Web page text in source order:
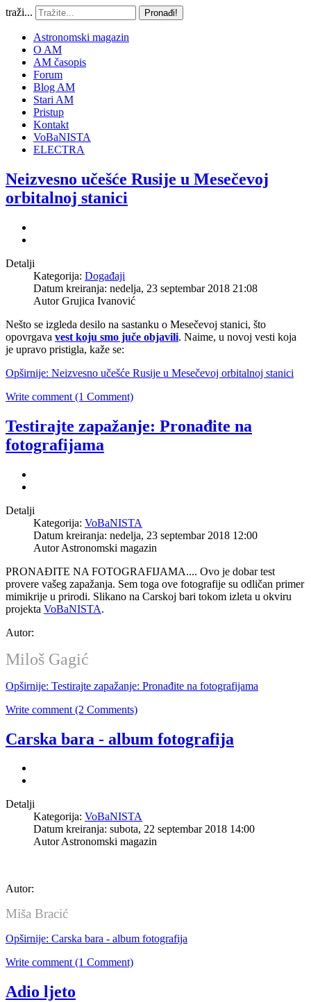
traži... Pronađi!
Astronomski magazin
O AM
AM časopis
Forum
Blog AM
Stari AM
Pristup
Kontakt
VoBaNISTA
ELECTRA
Neizvesno učešće Rusije u Mesečevoj
orbitalnoj stanici
Detalji
Kategorija: Događaji
Datum kreiranja: nedelja, 23 septembar 2018 21:08
AutorGrujica Ivanović
Nešto se izgleda desilo na sastanku o Mesečevoj stanici, što
opovrgava vest koju smo juče objavili. Naime, u novoj vesti koja
je upravo pristigla, kaže se:
Opširnije: Neizvesno učešće Rusije u Mesečevoj orbitalnoj stanici
Write comment (1 Comment)
Testirajte zapažanje: Pronađite na
fotografijama
Detalji
Kategorija: VoBaNISTA
Datum kreiranja: nedelja, 23 septembar 2018 12:00
AutorAstronomski magazin
PRONAĐITE NA FOTOGRAFIJAMA.... Ovo je dobar test
provere vašeg zapažanja. Sem toga ove fotografije su odličan primer
mimikrije u prirodi. Slikano na Carskoj bari tokom izleta u okviru
projekta VoBaNISTA.
Autor:
Miloš Gagić
Opširnije: Testirajte zapažanje: Pronađite na fotografijama
Write comment (2 Comments)
Carska bara - album fotografija
Detalji
Kategorija: VoBaNISTA
Datum kreiranja: subota, 22 septembar 2018 14:00
AutorAstronomski magazin
Autor:
Miša Bracić
Opširnije: Carska bara - album fotografija
Write comment (1 Comment)
Adio ljeto